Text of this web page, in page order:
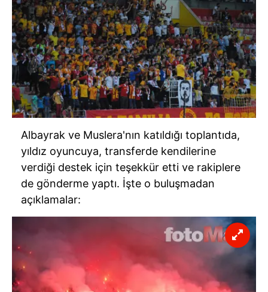
Albayrak ve Muslera'nın katıldığı toplantıda,
yıldız oyuncuya, transferde kendilerine
verdiği destek için teşekkür etti ve rakiplere
de gönderme yaptı. İşte o buluşmadan
açıklamalar: